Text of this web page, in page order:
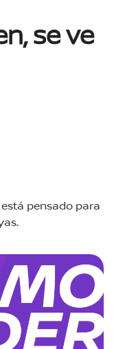
se ve
pensado para